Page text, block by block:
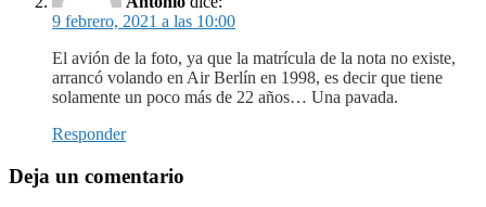
9 febrero, 2021 a las 10:00
El avión de la foto, ya que la matrícula de la nota no existe,
arrancó volando en Air Berlín en 1998, es decir que tiene
solamente un poco más de 22 años… Una pavada.
Responder
Deja un comentario